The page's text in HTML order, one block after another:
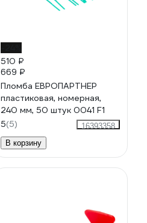
510 ₽
669 ₽
Пломба ЕВРОПАРТНЕР
пластиковая, номерная,
240 мм, 50 штук 0041 F1
5(5)
16393358
В корзину